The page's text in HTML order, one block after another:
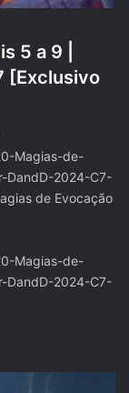
5 a 9 |
[Exclusivo
Magias-de-
DandD-2024-C7-
de Evocação
Magias-de-
DandD-2024-C7-